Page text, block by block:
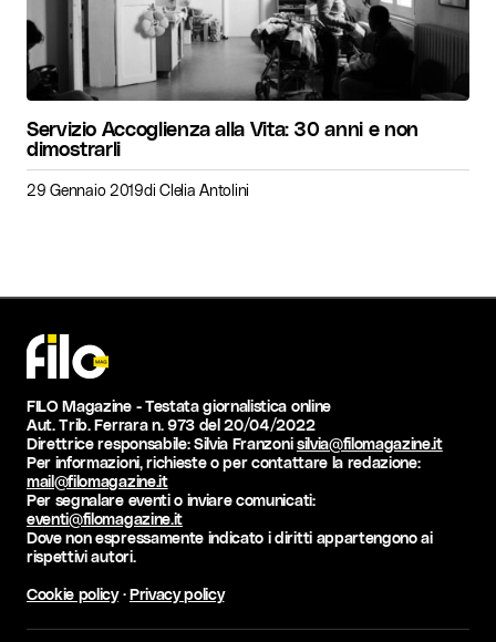
Servizio Accoglienza alla Vita: 30 anni e non
dimostrarli
29 Gennaio 2019di Clelia Antolini
FILO Magazine - Testata giornalistica online
Aut. Trib. Ferrara n. 973 del 20/04/2022
Direttrice responsabile: Silvia Franzonisilvia@filomagazine.it
Per informazioni, richieste o per contattare la redazione:
mail@filomagazine.it
Per segnalare eventi o inviare comunicati:
eventi@filomagazine.it
Dove non espressamente indicato i diritti appartengono ai
rispettivi autori.
Cookie policy·Privacy policy